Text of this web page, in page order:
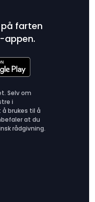
farten
appen.
Selv om
i
brukes til å
at du
rådgivning.